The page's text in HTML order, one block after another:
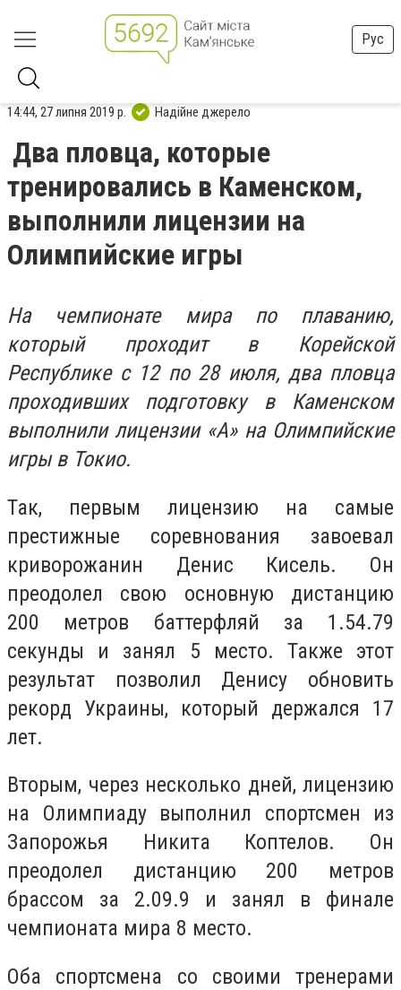
Рус
14:44, 27 липня 2019 р. Надійне джерело
Два пловца, которые
тренировались в Каменском,
выполнили лицензии на
Олимпийские игры
На чемпионате мира по плаванию,
который проходит в Корейской
Республике с 12 по 28 июля, два пловца
проходивших подготовку в Каменском
выполнили лицензии «А» на Олимпийские
игры в Токио.
Так, первым лицензию на самые
престижные соревнования завоевал
криворожанин Денис Кисель. Он
преодолел свою основную дистанцию
200 метров баттерфляй за 1.54.79
секунды и занял 5 место. Также этот
результат позволил Денису обновить
рекорд Украины, который держался 17
лет.
Вторым, через несколько дней, лицензию
на Олимпиаду выполнил спортсмен из
Запорожья Никита Коптелов. Он
преодолел дистанцию 200 метров
брассом за 2.09.9 и занял в финале
чемпионата мира 8 место.
Оба спортсмена со своими тренерами